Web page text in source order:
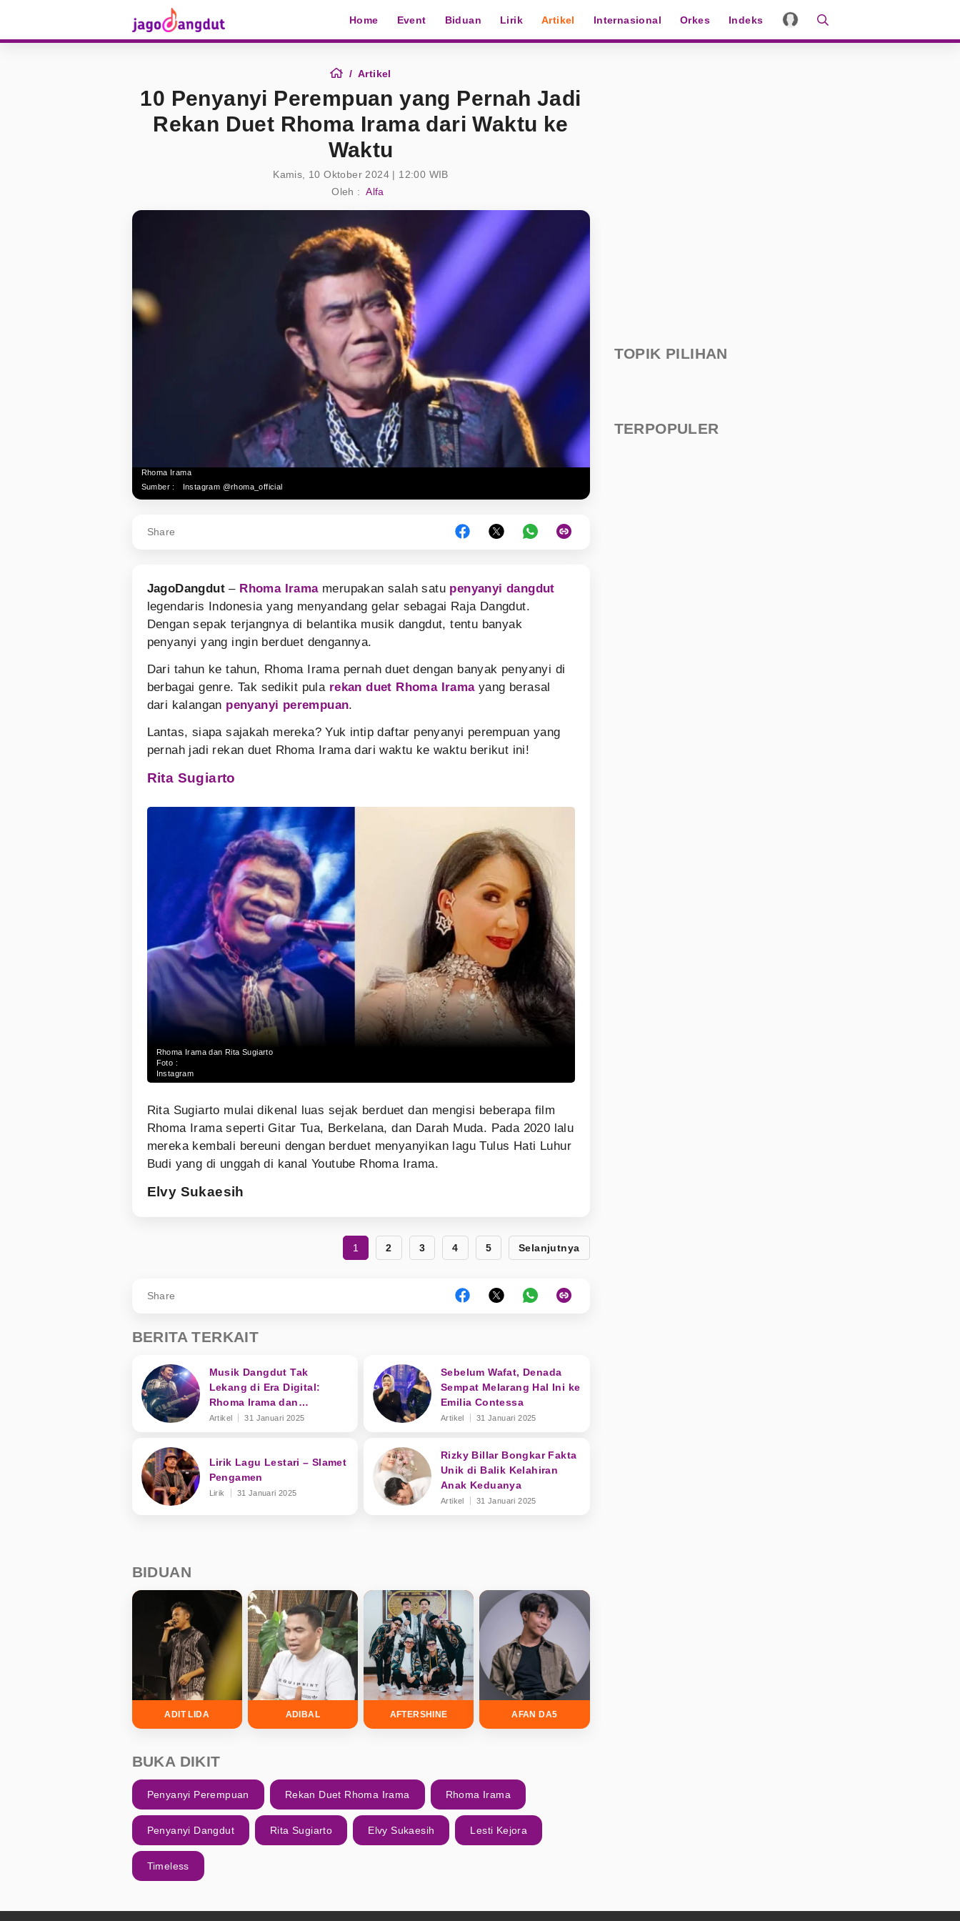
Home Event Biduan Lirik Artikel Internasional Orkes Indeks
Artikel
10 Penyanyi Perempuan yang Pernah Jadi
Rekan Duet Rhoma Irama dari Waktu ke
Waktu
Kamis, 10 Oktober 2024 | 12:00 WIB
Oleh : Alfa
Rhoma Irama
Sumber :
Instagram @rhoma_official
Share
JagoDangdut– Rhoma Iramamerupakan salah satu penyanyi dangdut
legendaris Indonesia yang menyandang gelar sebagai Raja Dangdut.
Dengan sepak terjangnya di belantika musik dangdut, tentu banyak
penyanyi yang ingin berduet dengannya.
Dari tahun ke tahun, Rhoma Irama pernah duet dengan banyak penyanyi di
berbagai genre. Tak sedikit pula rekan duet Rhoma Iramayang berasal
dari kalangan penyanyi perempuan.
Lantas, siapa sajakah mereka? Yuk intip daftar penyanyi perempuan yang
pernah jadi rekan duet Rhoma Irama dari waktu ke waktu berikut ini!
Rita Sugiarto
Rhoma Irama dan Rita Sugiarto
Foto :
Instagram
Rita Sugiarto mulai dikenal luas sejak berduet dan mengisi beberapa film
Rhoma Irama seperti Gitar Tua, Berkelana, dan Darah Muda. Pada 2020 lalu
mereka kembali bereuni dengan berduet menyanyikan lagu Tulus Hati Luhur
Budi yang di unggah di kanal Youtube Rhoma Irama.
Elvy Sukaesih
1 2 3 4 5 Selanjutnya
Share
BERITA TERKAIT
Musik Dangdut Tak
Lekang di Era Digital:
Rhoma Irama dan
Transformasi Genre
Artikel 31 Januari 2025
Sebelum Wafat, Denada
Sempat Melarang Hal Ini ke
Emilia Contessa
Artikel 31 Januari 2025
Lirik Lagu Lestari – Slamet
Pengamen
Lirik 31 Januari 2025
Rizky Billar Bongkar Fakta
Unik di Balik Kelahiran
Anak Keduanya
Artikel 31 Januari 2025
BIDUAN
ADIT LIDA ADIBAL AFTERSHINE AFAN DA5
BUKA DIKIT
Penyanyi Perempuan Rekan Duet Rhoma Irama Rhoma Irama
Penyanyi Dangdut Rita Sugiarto Elvy Sukaesih Lesti Kejora
Timeless
TOPIK PILIHAN
TERPOPULER